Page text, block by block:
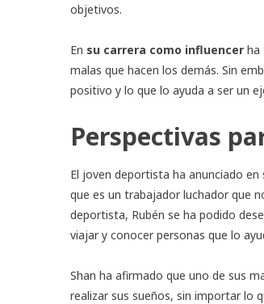
objetivos.
En su carrera como influencer ha
malas que hacen los demás. Sin
positivo y lo que lo ayuda a ser un
Perspectivas
El joven deportista ha anunciado
que es un trabajador luchador que
deportista, Rubén se ha podido
viajar y conocer personas que lo
Shan ha afirmado que uno de sus
realizar sus sueños, sin importar lo